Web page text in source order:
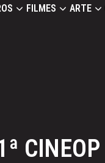
FILMES ARTE
CINEOP